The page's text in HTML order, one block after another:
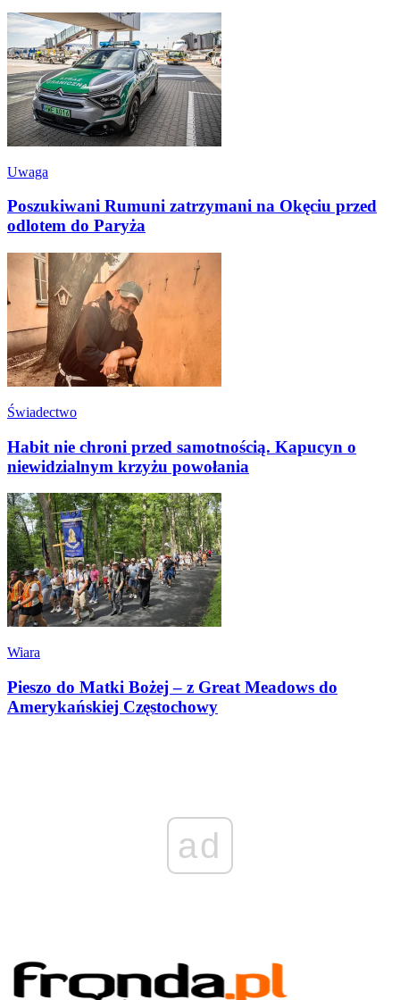
Uwaga
Poszukiwani Rumuni zatrzymani na Okęciu przed
odlotem do Paryża
Świadectwo
Habit nie chroni przed samotnością. Kapucyn o
niewidzialnym krzyżu powołania
Wiara
Pieszo do Matki Bożej – z Great Meadows do
Amerykańskiej Częstochowy
ad